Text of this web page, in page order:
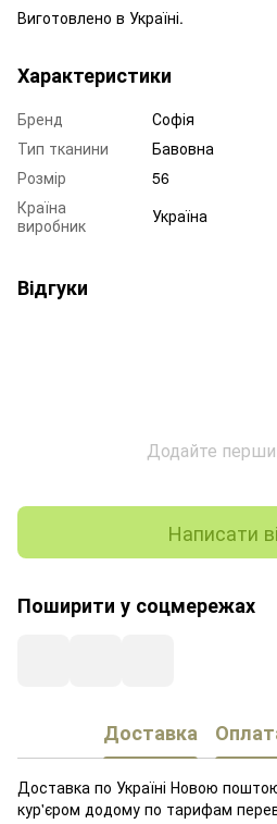
Виготовлено в Україні.
Характеристики
Бренд
Софія
Тип тканини
Бавовна
Розмір
56
Країна
виробник
Україна
Відгуки
Додайте
Написати
Поширити у соцмережах
Доставка
Доставка по Україні Новою
кур'єром додому по тарифам